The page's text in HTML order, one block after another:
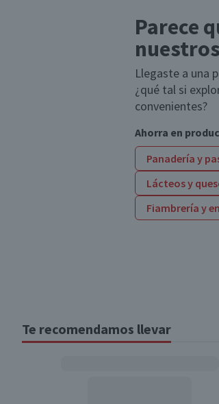
Parece
Llegaste a una
¿qué tal si
convenientes?
Ahorra en
Panadería y
Lácteos y
Fiambrería y
Te recomendamos llevar